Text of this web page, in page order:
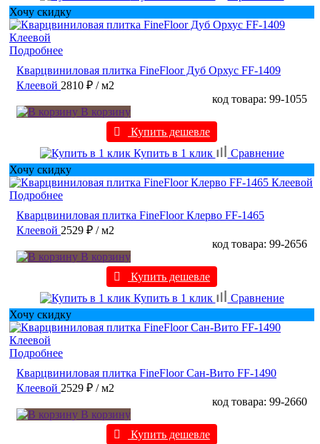
Хочу скидку
Подробнее
Кварцвиниловая плитка FineFloor Дуб Орхус FF-1409
Клеевой 2810 ₽ / м2
код товара: 99-1055
В корзину
Купить дешевле
Купить в 1 клик
Сравнение
Хочу скидку
Подробнее
Кварцвиниловая плитка FineFloor Клерво FF-1465
Клеевой 2529 ₽ / м2
код товара: 99-2656
В корзину
Купить дешевле
Купить в 1 клик
Сравнение
Хочу скидку
Подробнее
Кварцвиниловая плитка FineFloor Сан-Вито FF-1490
Клеевой 2529 ₽ / м2
код товара: 99-2660
В корзину
Купить дешевле